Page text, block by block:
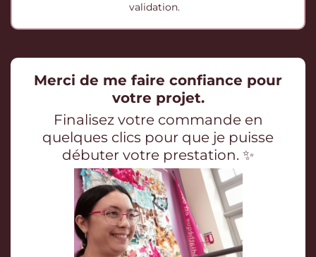
validation.
Merci de me faire confiance pour
votre projet.
Finalisez votre commande en
quelques clics pour que je puisse
débuter votre prestation. ✨